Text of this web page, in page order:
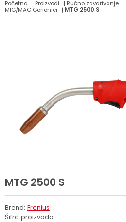
Početna Proizvodi Ručno zavarivanje
MIG/MAG Gorionici
MTG 2500 S
MTG 2500 S
Brend: Fronius
Šifra proizvoda: